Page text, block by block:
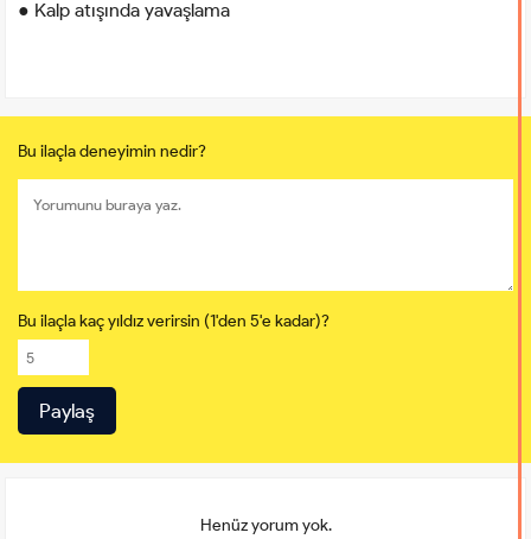
● Kalp atışında yavaşlama
Bu ilaçla deneyimin nedir?
Bu ilaçla kaç yıldız verirsin (1'den 5'e kadar)?
Henüz yorum yok.